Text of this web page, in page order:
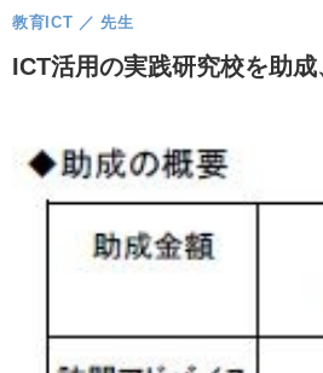
ICT活用の実践研究校を助
教育ICT 先生